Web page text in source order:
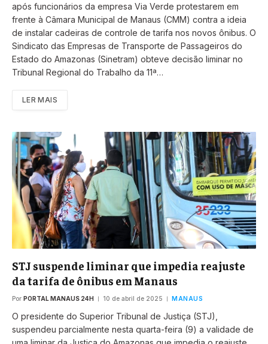
após funcionários da empresa Via Verde protestarem em
frente à Câmara Municipal de Manaus (CMM) contra a ideia
de instalar cadeiras de controle de tarifa nos novos ônibus. O
Sindicato das Empresas de Transporte de Passageiros do
Estado do Amazonas (Sinetram) obteve decisão liminar no
Tribunal Regional do Trabalho da 11ª…
LER MAIS
STJ suspende liminar que impedia reajuste
da tarifa de ônibus em Manaus
Por PORTAL MANAUS 24H 10 de abril de 2025 MANAUS
O presidente do Superior Tribunal de Justiça (STJ),
suspendeu parcialmente nesta quarta-feira (9) a validade de